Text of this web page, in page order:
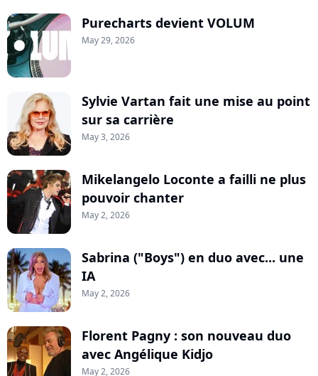
Purecharts devient VOLUM
May 29, 2026
Sylvie Vartan fait une mise au point
sur sa carrière
May 3, 2026
Mikelangelo Loconte a failli ne plus
pouvoir chanter
May 2, 2026
Sabrina ("Boys") en duo avec... une
IA
May 2, 2026
Florent Pagny : son nouveau duo
avec Angélique Kidjo
May 2, 2026